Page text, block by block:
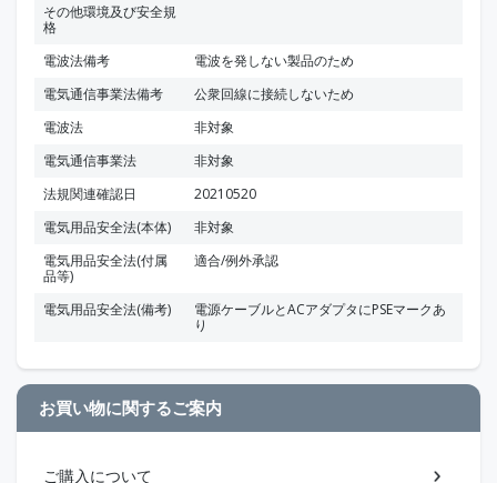
その他環境及び安全規
格
電波法備考
電波を発しない製品のため
電気通信事業法備考
公衆回線に接続しないため
電波法
非対象
電気通信事業法
非対象
法規関連確認日
20210520
電気用品安全法(本体)
非対象
電気用品安全法(付属
品等)
適合/例外承認
電気用品安全法(備考)
電源ケーブルとACアダプタにPSEマークあ
り
お買い物に関するご案内
ご購入について